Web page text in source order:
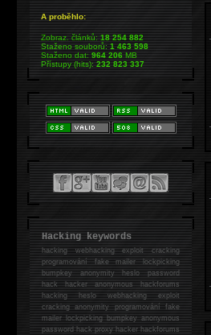
A proběhlo:
Zobraz. článků:18 254 882
Staženo souborů:1 463 598
Staženo dat:964 206MB
Přístupy (hits):232 823 337
Hacking keywords
hackingwebhacking exploit cracking
programování fake mailer lockpicking
bumpkey anonymity heslo password
hackhacker anonymous hackforums
hackingheslo webhacking exploit
cracking anonymity programování fake
mailer lockpicking bumpkey anonymous
password hack proxy hacker hackforums